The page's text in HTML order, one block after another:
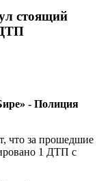
стоящий
- Полиция
что за прошедшие
1 ДТП с